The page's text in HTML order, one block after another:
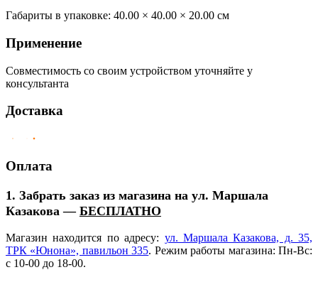
Габариты в упаковке: 40.00 × 40.00 × 20.00 см
Применение
Совместимость со своим устройством уточняйте у
консультанта
Доставка
Оплата
1. Забрать заказ из магазина на ул. Маршала
Казакова — БЕСПЛАТНО
Магазин находится по адресу: ул. Маршала Казакова, д. 35,
ТРК «Юнона», павильон 335. Режим работы магазина: Пн-Вс:
с 10-00 до 18-00.